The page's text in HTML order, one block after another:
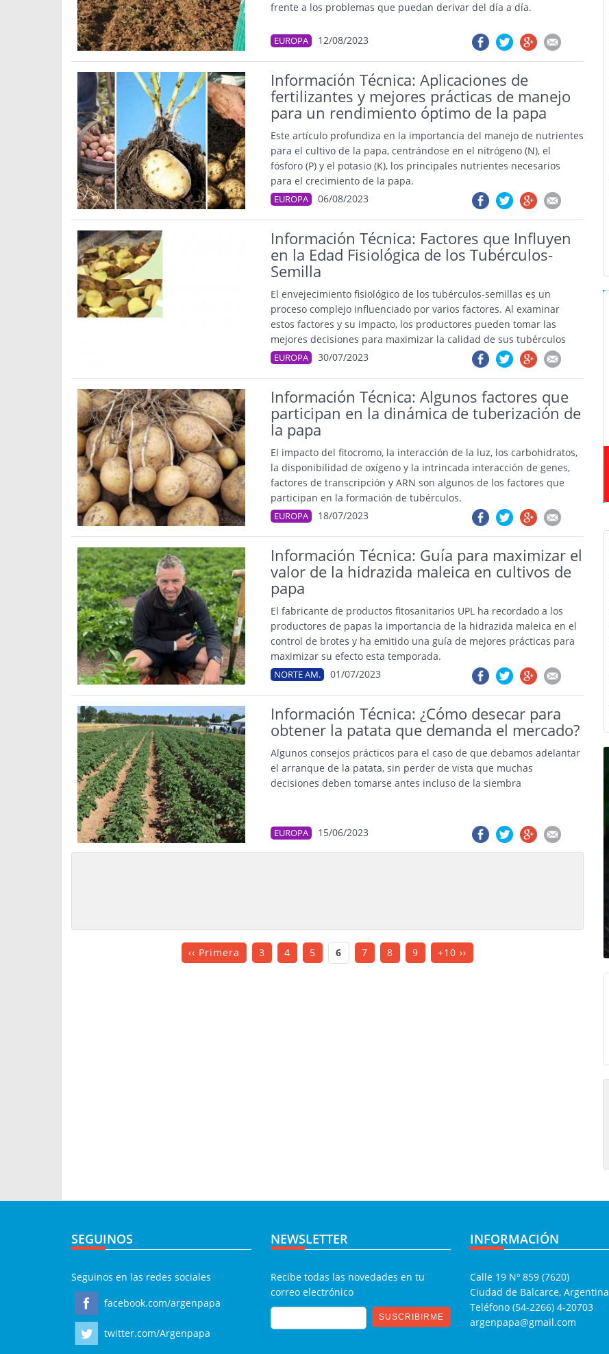
frente a los problemas que puedan derivar del día a día.
EUROPA 12/08/2023
Información Técnica: Aplicaciones de
fertilizantes y mejores prácticas de manejo
para un rendimiento óptimo de la papa
Este artículo profundiza en la importancia del manejo de nutrientes
para el cultivo de la papa, centrándose en el nitrógeno (N), el
fósforo (P) y el potasio (K), los principales nutrientes necesarios
para el crecimiento de la papa.
EUROPA 06/08/2023
Información Técnica: Factores que Influyen
en la Edad Fisiológica de los Tubérculos-
Semilla
El envejecimiento fisiológico de los tubérculos-semillas es un
proceso complejo influenciado por varios factores. Al examinar
estos factores y su impacto, los productores pueden tomar las
mejores decisiones para maximizar la calidad de sus tubérculos
EUROPA 30/07/2023
Información Técnica: Algunos factores que
participan en la dinámica de tuberización de
la papa
El impacto del fitocromo, la interacción de la luz, los carbohidratos,
la disponibilidad de oxígeno y la intrincada interacción de genes,
factores de transcripción y ARN son algunos de los factores que
participan en la formación de tubérculos.
EUROPA 18/07/2023
Información Técnica: Guía para maximizar el
valor de la hidrazida maleica en cultivos de
papa
El fabricante de productos fitosanitarios UPL ha recordado a los
productores de papas la importancia de la hidrazida maleica en el
control de brotes y ha emitido una guía de mejores prácticas para
maximizar su efecto esta temporada.
NORTE AM. 01/07/2023
Información Técnica: ¿Cómo desecar para
obtener la patata que demanda el mercado?
Algunos consejos prácticos para el caso de que debamos adelantar
el arranque de la patata, sin perder de vista que muchas
decisiones deben tomarse antes incluso de la siembra
EUROPA 15/06/2023
‹‹ Primera 3 4 5 6 7 8 9 +10 ››
SEGUINOS
Seguinos en las redes sociales
facebook.com/argenpapa
twitter.com/Argenpapa
NEWSLETTER
Recibe todas las novedades en tu
correo electrónico
INFORMACIÓN
Calle 19 Nº 859 (7620)
Ciudad de Balcarce, Argentina
Teléfono (54-2266) 4-20703
argenpapa@gmail.com